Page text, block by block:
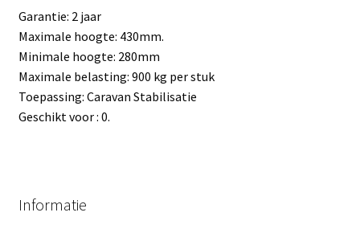
Garantie: 2 jaar
Maximale hoogte: 430mm.
Minimale hoogte: 280mm
Maximale belasting: 900 kg per stuk
Toepassing: Caravan Stabilisatie
Geschikt voor : 0.
Informatie